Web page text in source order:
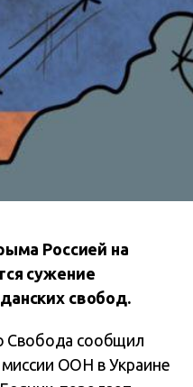
Россией на
сужение
свобод.
Свобода сообщил
ООН в Украине